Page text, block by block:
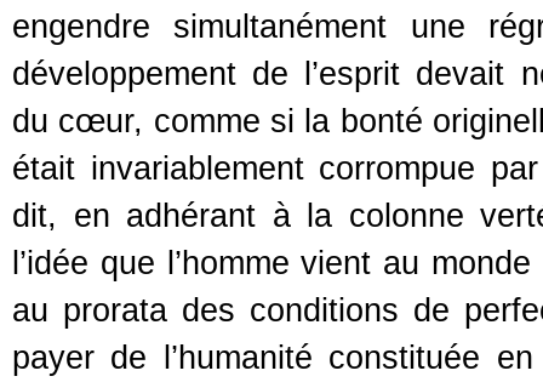
engendre simultanément une
développement de l’esprit devait
du cœur, comme si la bonté
était invariablement corrompue
dit, en adhérant à la colonne
l’idée que l’homme vient au
au prorata des conditions de
payer de l’humanité constituée